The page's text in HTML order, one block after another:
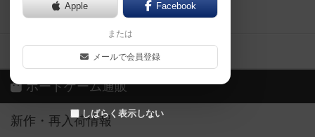
Apple Facebook
または
メールで会員登録
しばらく表示しない
ボードゲーム業界コラム
ボドゲーマご利用案内
ボードゲーム通販
新作・再入荷情報